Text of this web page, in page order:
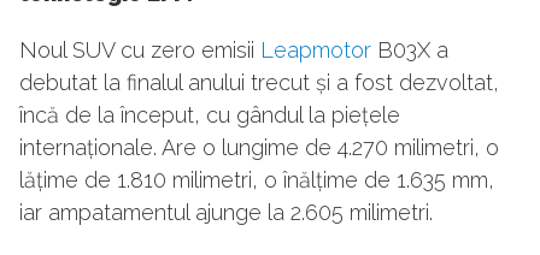
Noul SUV cu zero emisii Leapmotor B03X a
debutat la finalul anului trecut și a fost dezvoltat,
încă de la început, cu gândul la piețele
internaționale. Are o lungime de 4.270 milimetri, o
lățime de 1.810 milimetri, o înălțime de 1.635 mm,
iar ampatamentul ajunge la 2.605 milimetri.